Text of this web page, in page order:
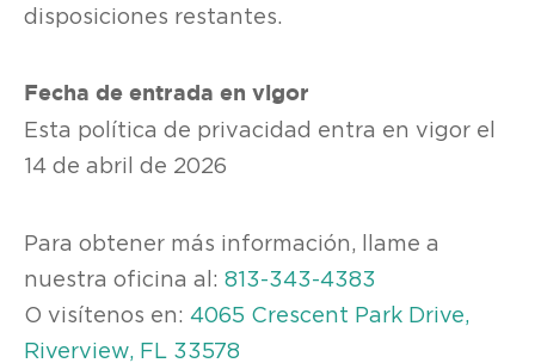
disposiciones restantes.
Fecha de entrada en vigor
Esta política de privacidad entra en vigor el
14 de abril de 2026
Para obtener más información, llame a
nuestra oficina al: 813-343-4383
O visítenos en: 4065 Crescent Park Drive,
Riverview, FL 33578